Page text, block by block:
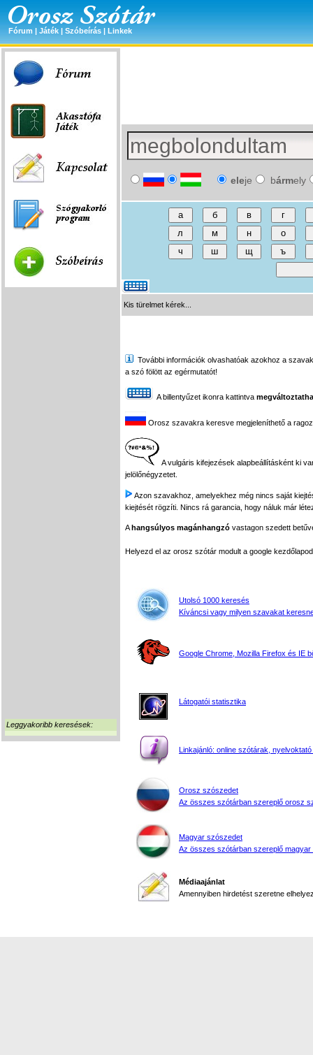
Fórum | Játék | Szóbeírás | Linkek
Leggyakoribb keresések:
eleje bármely
Kis türelmet kérek...
További információk olvashatóak azokhoz a
a szó fölött az egérmutatót!
A billentyűzet ikonra kattintva
Orosz szavakra keresve megjeleníthető a
A vulgáris kifejezések alapbeállításként ki
jelölőnégyzetet.
Azon szavakhoz, amelyekhez még nincs saját
kiejtését rögzíti. Nincs rá garancia, hogy náluk már
Ahangsúlyos magánhangzó vastagon szedett
Helyezd el az orosz szótár modult a google
Utolsó 1000 keresés
Kíváncsi vagy milyen szavakat
Google Chrome, Mozilla Firefox és IE
Látogatói statisztika
Linkajánló: online szótárak, nyelvoktató
Orosz szószedet
Az összes szótárban szereplő orosz
Magyar szószedet
Az összes szótárban szereplő magyar
Médiaajánlat
Amennyiben hirdetést szeretne